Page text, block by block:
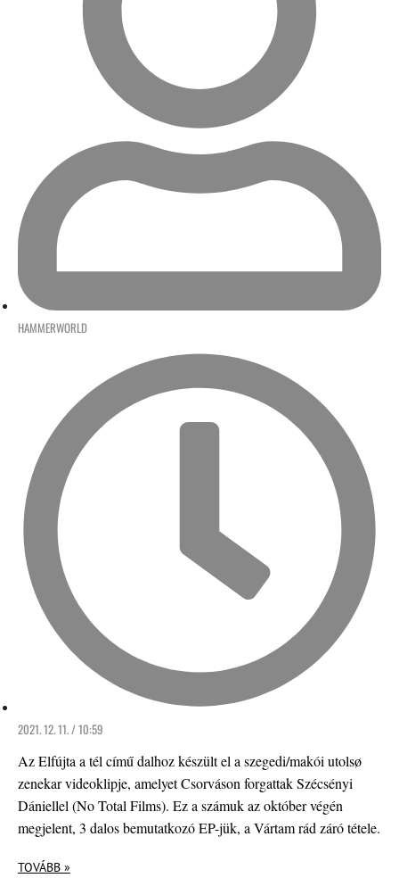
HAMMERWORLD
2021. 12. 11. / 10:59
Az Elfújta a tél című dalhoz készült el a szegedi/makói utolsø
zenekar videoklipje, amelyet Csorváson forgattak Szécsényi
Dániellel (No Total Films). Ez a számuk az október végén
megjelent, 3 dalos bemutatkozó EP-jük, a Vártam rád záró tétele.
TOVÁBB »